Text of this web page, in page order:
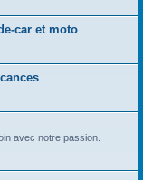
car et moto
avec notre passion.